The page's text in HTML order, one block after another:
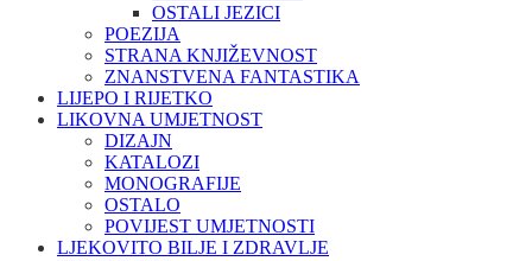
OSTALI JEZICI
POEZIJA
STRANA KNJIŽEVNOST
ZNANSTVENA FANTASTIKA
LIJEPO I RIJETKO
LIKOVNA UMJETNOST
DIZAJN
KATALOZI
MONOGRAFIJE
OSTALO
POVIJEST UMJETNOSTI
LJEKOVITO BILJE I ZDRAVLJE